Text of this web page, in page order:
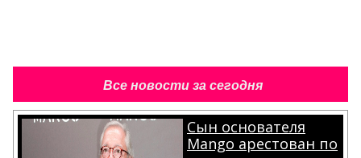
Все новости за сегодня
Сын основателя
Mango арестован по